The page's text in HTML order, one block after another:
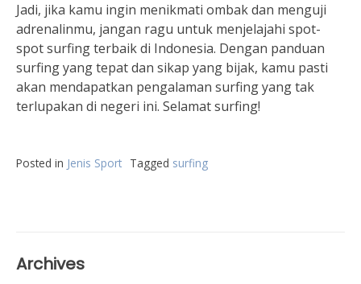
Jadi, jika kamu ingin menikmati ombak dan menguji
adrenalinmu, jangan ragu untuk menjelajahi spot-
spot surfing terbaik di Indonesia. Dengan panduan
surfing yang tepat dan sikap yang bijak, kamu pasti
akan mendapatkan pengalaman surfing yang tak
terlupakan di negeri ini. Selamat surfing!
Posted in Jenis Sport Tagged surfing
Archives